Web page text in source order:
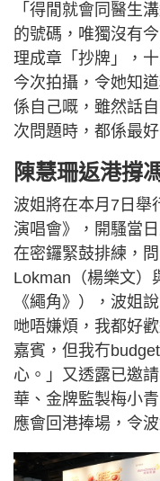
「得閒就會同醫生
的號碼，唯獨沒有
理成章「抄牌」，
今次拍攝，令她知
係自己嘅，雖然話
次問題時，都係最
陳慧珊返港撐
波姐將在本月7日舉
演唱會》，開騷當
在密鑼緊鼓排練，
Lokman（楊樂文）
《繩角》），波姐
哋唔嫌煩，我都好
嘉賓，但我冇
心。」又透露已邀
華、金牌監製梅小
應會回港捧場，令